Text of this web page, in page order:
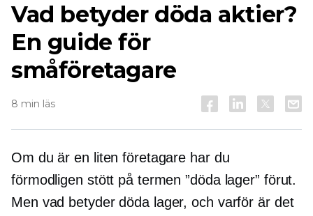
Vad betyder döda aktier?
En guide för
småföretagare
8 min läs
Om du är en liten företagare har du
förmodligen stött på termen ”döda lager” förut.
Men vad betyder döda lager, och varför är det